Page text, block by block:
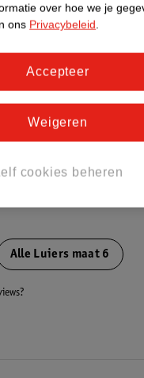
Impact Score.
Alle Luiers maat 6
over hoe we je
ons Privacybeleid.
cookies beheren
Weigeren
Accepteer